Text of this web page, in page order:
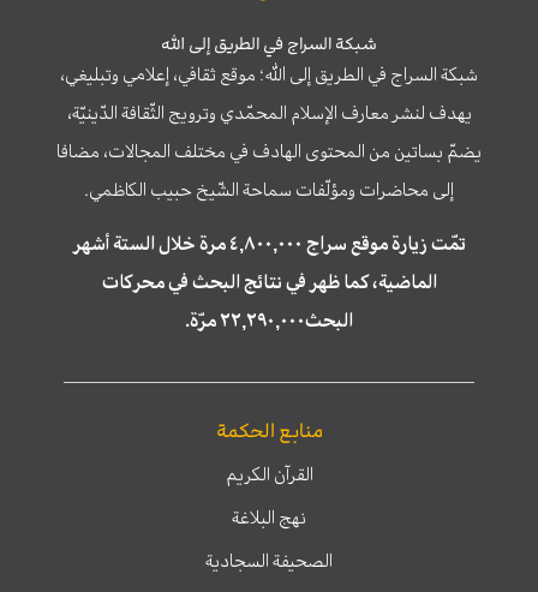
شبكة السراج في الطريق إلى الله
شبكة السراج في الطريق إلى الله؛ موقع ثقافي، إعلامي وتبليغي،
يهدف لنشر معارف الإسلام المحمّدي وترويج الثّقافة الدّينيّة،
يضمّ بساتين من المحتوى الهادف في مختلف المجالات، مضافا
إلى محاضرات ومؤلّفات سماحة الشّيخ حبيب الكاظمي.
تمّت زيارة موقع سراج ٤,٨٠٠,٠٠٠ مرة خلال الستة أشهر
الماضية، كما ظهر في نتائج البحث في محركات
البحث٢٢,٢٩٠,٠٠٠ مرّة.
منابع الحكمة
القرآن الكريم
نهج البلاغة
الصحيفة السجادية